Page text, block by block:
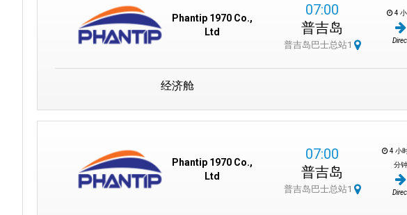
Phantip 1970 Co.,
Ltd
07:00
普吉岛
普吉岛巴士总站1
4
经济舱
Phantip 1970 Co.,
Ltd
07:00
普吉岛
普吉岛巴士总站1
4 小
分钟